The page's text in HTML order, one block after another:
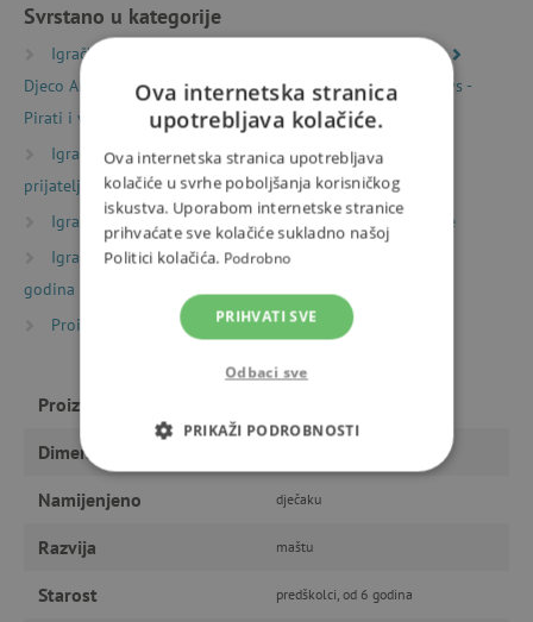
Svrstano u kategorije
Igračke prema vrsti
Djeco Arty Toys - Princeze, pirati i vitezi
Djeco Arty Toys -
Pirati i vitezi
Igračke prema vrsti
Sitni pokloni
Darovi za
prijatelje
Igračke prema starosti
Igre i igračke za predškolce
Igračke prema starosti
Igre i igračke za djecu od 6
godina
Proizvođači
Djeco
Proizvođač
Dimenzije
Namijenjeno dječaku
Razvija maštu
Starost predškolci, od 6 godina
Ova internetska stranica
upotrebljava kolačiće.
Ova internetska stranica upotrebljava
kolačiće u svrhe poboljšanja korisničkog
iskustva. Uporabom internetske stranice
prihvaćate sve kolačiće sukladno našoj
Politici kolačića. Podrobno
PRIHVATI SVE
Odbaci sve
PRIKAŽI PODROBNOSTI
NUŽNO POTREBNI KOLAČIĆI
CILJANOST
FUNKCIONALNOST